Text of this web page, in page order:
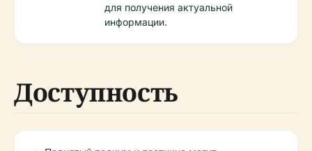
для получения актуальной
информации.
Доступность